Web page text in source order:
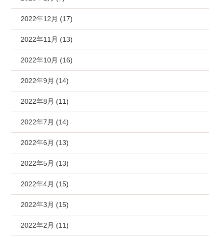
2022年12月 (17)
2022年11月 (13)
2022年10月 (16)
2022年9月 (14)
2022年8月 (11)
2022年7月 (14)
2022年6月 (13)
2022年5月 (13)
2022年4月 (15)
2022年3月 (15)
2022年2月 (11)